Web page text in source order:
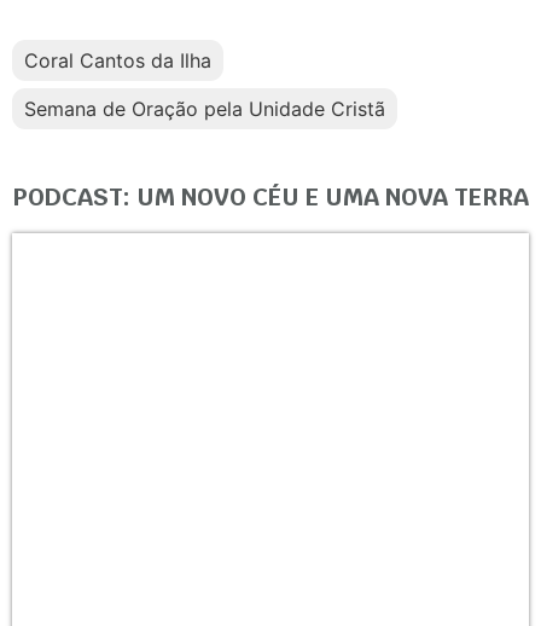
Coral Cantos da Ilha
Semana de Oração pela Unidade Cristã
PODCAST: UM NOVO CÉU E UMA NOVA TERRA